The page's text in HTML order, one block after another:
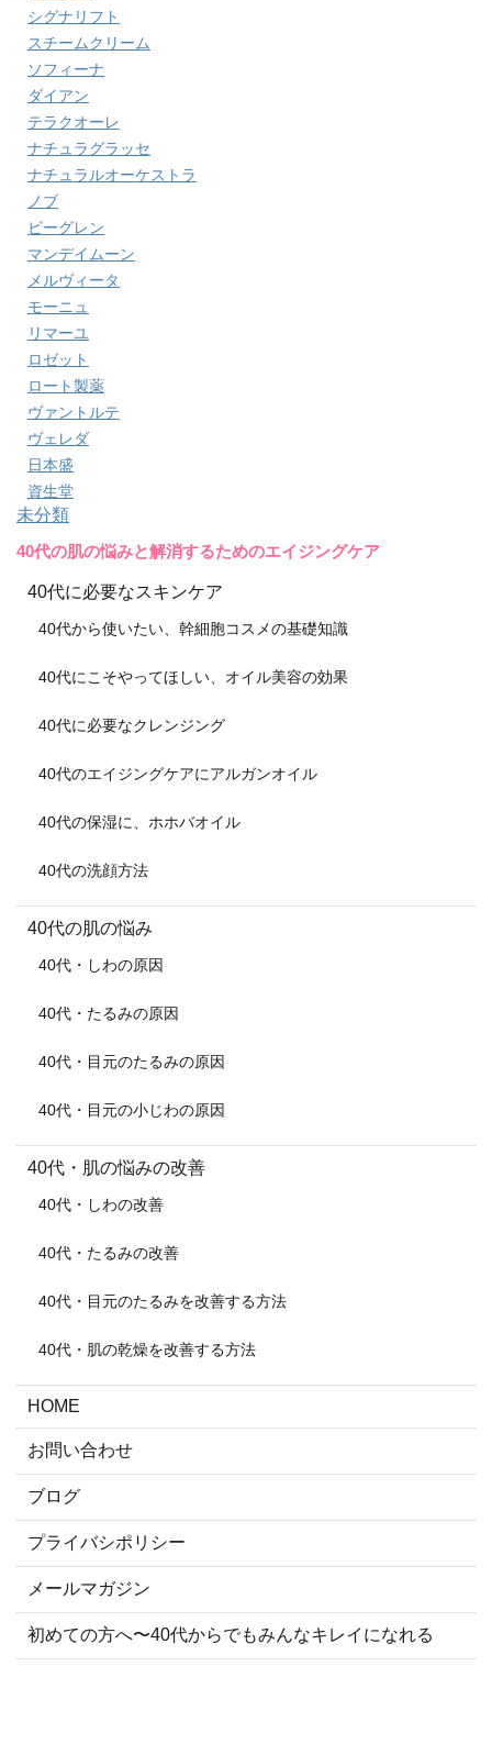
シグナリフト
スチームクリーム
ソフィーナ
ダイアン
テラクオーレ
ナチュラグラッセ
ナチュラルオーケストラ
ノブ
ビーグレン
マンデイムーン
メルヴィータ
モーニュ
リマーユ
ロゼット
ロート製薬
ヴァントルテ
ヴェレダ
日本盛
資生堂
未分類
40代の肌の悩みと解消するためのエイジングケア
40代に必要なスキンケア
40代から使いたい、幹細胞コスメの基礎知識
40代にこそやってほしい、オイル美容の効果
40代に必要なクレンジング
40代のエイジングケアにアルガンオイル
40代の保湿に、ホホバオイル
40代の洗顔方法
40代の肌の悩み
40代・しわの原因
40代・たるみの原因
40代・目元のたるみの原因
40代・目元の小じわの原因
40代・肌の悩みの改善
40代・しわの改善
40代・たるみの改善
40代・目元のたるみを改善する方法
40代・肌の乾燥を改善する方法
HOME
お問い合わせ
ブログ
プライバシポリシー
メールマガジン
初めての方へ〜40代からでもみんなキレイになれる